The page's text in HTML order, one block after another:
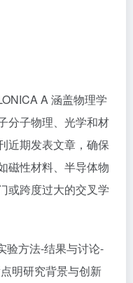
A 涵盖物理学
分子物理、光学和材
近期发表文章，确保
磁性材料、半导体物
或跨度过大的交叉学
验方法-结果与讨论-
明研究背景与创新